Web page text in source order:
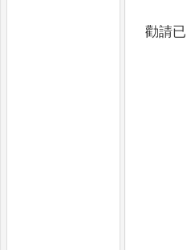
勸請已